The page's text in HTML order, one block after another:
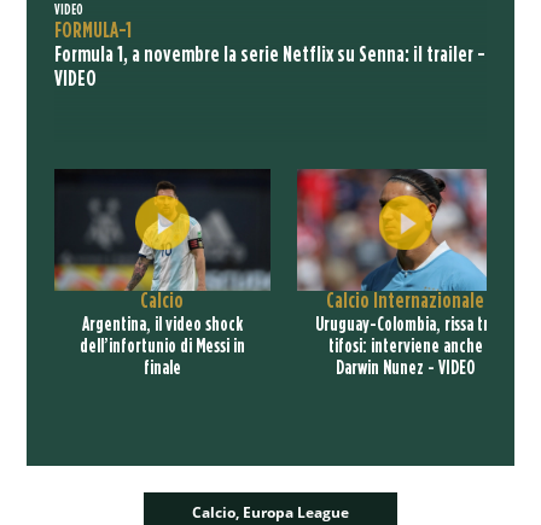
VIDEO
FORMULA-1
Formula 1, a novembre la serie Netflix su Senna: il trailer -
VIDEO
Calcio
Argentina, il video shock
dell’infortunio di Messi in
finale
Calcio Internazionale
Uruguay-Colombia, rissa tra
tifosi: interviene anche
Darwin Nunez - VIDEO
Calcio, Europa League